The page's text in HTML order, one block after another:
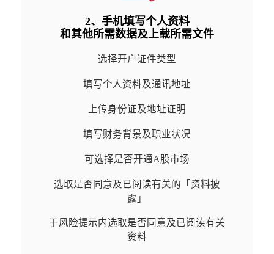
2、手机填写个人资料
和其他所需数据及上载所需文件
选择开户证件类型
填写个人资料及通讯地址
上传身份证及地址证明
填写财务背景及职业状况
可选择是否开通A股市场
选取是否同意及已阅读有关的「资料披
露」
于风险提示内选取是否同意及已阅读有关
资料